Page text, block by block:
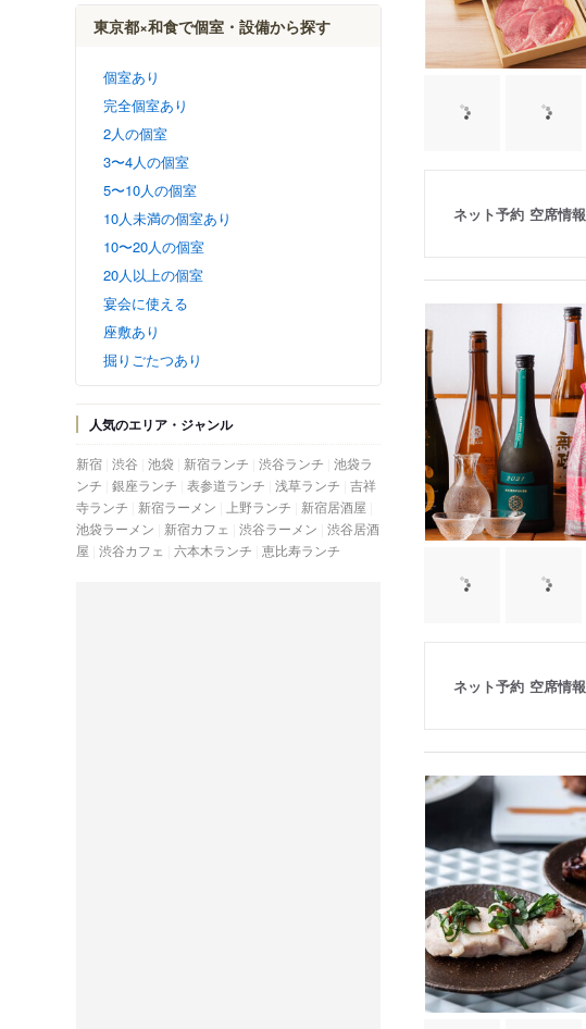
東京都×和食で個室・設備から探す
個室あり
完全個室あり
2人の個室
3〜4人の個室
5〜10人の個室
10人未満の個室あり
10〜20人の個室
20人以上の個室
宴会に使える
座敷あり
掘りごたつあり
人気のエリア・ジャンル
新宿 渋谷 池袋 新宿ランチ 渋谷ランチ 池袋ラ
ンチ 銀座ランチ 表参道ランチ 浅草ランチ 吉祥
寺ランチ
新宿ラーメン 上野ランチ
新宿居酒屋
池袋ラーメン
新宿カフェ 渋谷ラーメン 渋谷居酒
屋 渋谷カフェ 六本木ランチ 恵比寿ランチ
ネット予約 空席情報
ネット予約 空席情報